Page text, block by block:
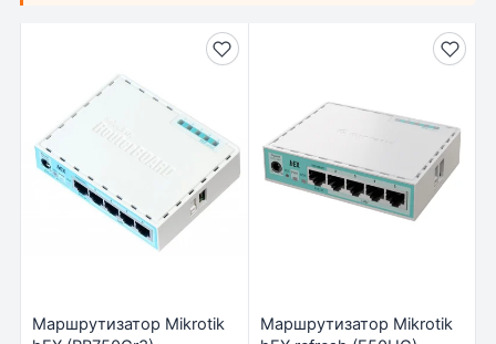
Маршрутизатор Mikrotik
Маршрутизатор Mikrotik